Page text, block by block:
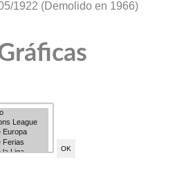
1922 (Demolido en 1966)